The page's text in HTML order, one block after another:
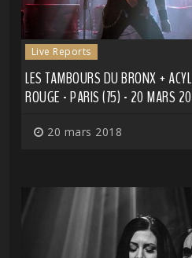
Live Reports
LES TAMBOURS DU BRONX +
ROUGE - PARIS (75) - 20 MARS
20 mars 2018